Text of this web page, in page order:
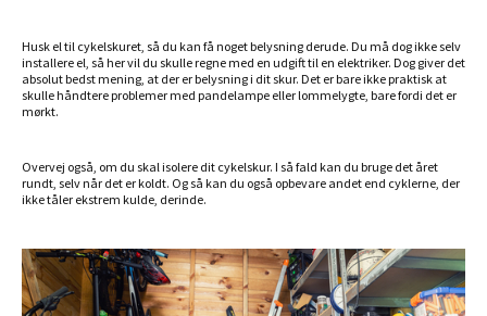
Husk el til cykelskuret, så du kan få noget belysning derude. Du må dog ikke selv
installere el, så her vil du skulle regne med en udgift til en elektriker. Dog giver det
absolut bedst mening, at der er belysning i dit skur. Det er bare ikke praktisk at
skulle håndtere problemer med pandelampe eller lommelygte, bare fordi det er
mørkt.
Overvej også, om du skal isolere dit cykelskur. I så fald kan du bruge det året
rundt, selv når det er koldt. Og så kan du også opbevare andet end cyklerne, der
ikke tåler ekstrem kulde, derinde.